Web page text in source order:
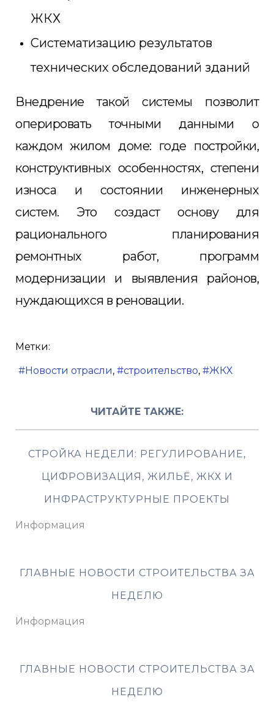
ЖКХ
Систематизацию результатов
технических обследований зданий
Внедрение такой системы позволит
оперировать точными данными о
каждом жилом доме: годе постройки,
конструктивных особенностях, степени
износа и состоянии инженерных
систем. Это создаст основу для
рационального планирования
ремонтных работ, программ
модернизации и выявления районов,
нуждающихся в реновации.
Метки:
Новости отрасли строительство ЖКХ
ЧИТАЙТЕ ТАКЖЕ:
СТРОЙКА НЕДЕЛИ: РЕГУЛИРОВАНИЕ,
ЦИФРОВИЗАЦИЯ, ЖИЛЬЁ, ЖКХ И
ИНФРАСТРУКТУРНЫЕ ПРОЕКТЫ
Информация
ГЛАВНЫЕ НОВОСТИ СТРОИТЕЛЬСТВА ЗА
НЕДЕЛЮ
Информация
ГЛАВНЫЕ НОВОСТИ СТРОИТЕЛЬСТВА ЗА
НЕДЕЛЮ